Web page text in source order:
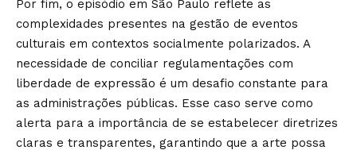
Por fim, o episódio em São Paulo reflete as
complexidades presentes na gestão de eventos
culturais em contextos socialmente polarizados. A
necessidade de conciliar regulamentações com
liberdade de expressão é um desafio constante para
as administrações públicas. Esse caso serve como
alerta para a importância de se estabelecer diretrizes
claras e transparentes, garantindo que a arte possa